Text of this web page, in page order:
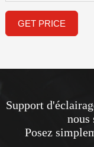
GET PRICE
Support
nous
Posez